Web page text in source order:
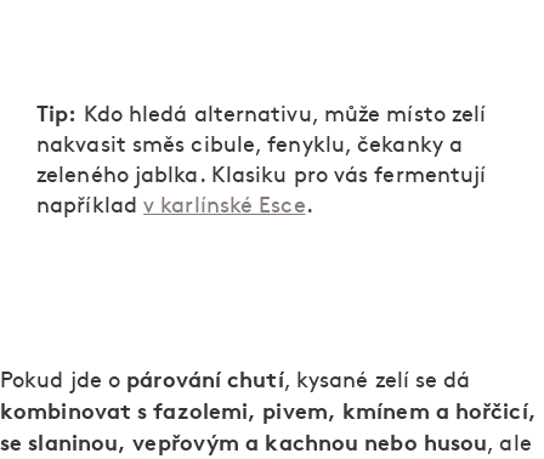
Tip:
Kdo hledá alternativu, může místo zelí
nakvasit směs cibule, fenyklu, čekanky a
zeleného jablka. Klasiku pro vás fermentují
napříkladv karlínské Esce.
Pokud jde o párování chutí, kysané zelí se dá
kombinovat s fazolemi, pivem, kmínem a hořčicí,
se slaninou, vepřovým a kachnou nebo husou, ale